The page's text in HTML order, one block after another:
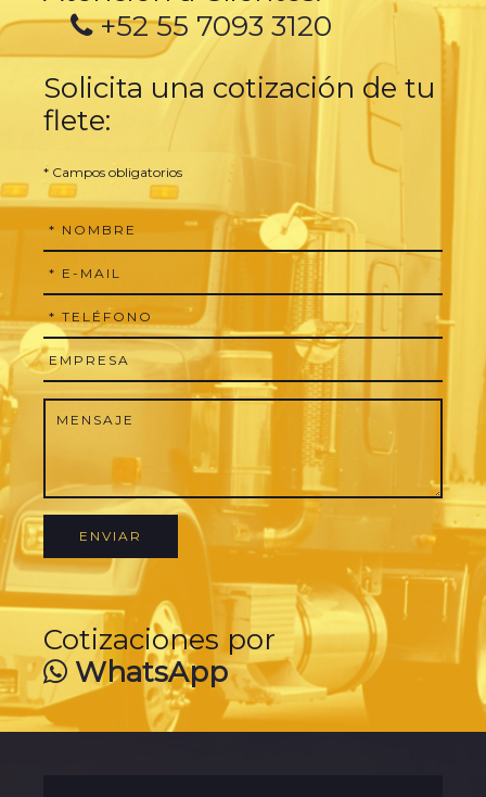
+52 55 7093 3120
Solicita una cotización de tu
flete:
* Campos obligatorios
ENVIAR
Cotizaciones por
WhatsApp